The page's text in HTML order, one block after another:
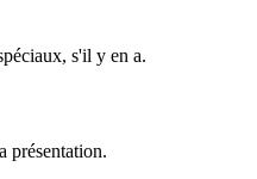
s'il y en a.
présentation.